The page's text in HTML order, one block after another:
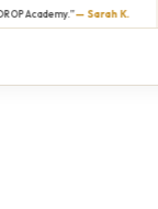
— Sarah K.